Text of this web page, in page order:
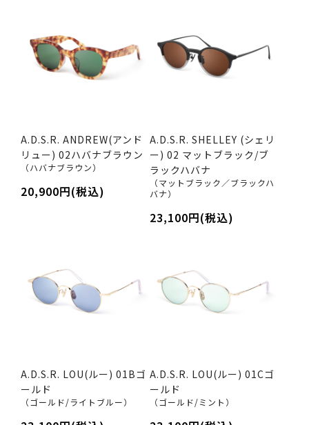
A.D.S.R. ANDREW(アンド
リュー) 02ハバナブラウン
（ハバナブラウン）
20,900円(税込)
A.D.S.R. SHELLEY (シェリ
ー) 02 マットブラック/ブ
ラックハバナ
（マットブラック／ブラックハ
バナ）
23,100円(税込)
A.D.S.R. LOU(ルー) 01Bゴ
ールド
（ゴールド/ライトブルー）
A.D.S.R. LOU(ルー) 01Cゴ
ールド
（ゴールド/ミント）